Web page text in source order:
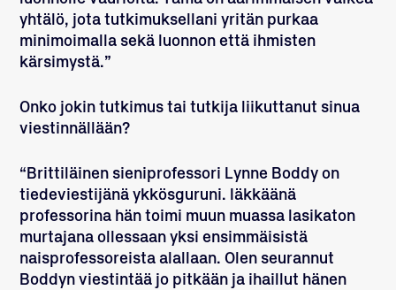
yhtälö, jota tutkimuksellani yritän purkaa
minimoimalla sekä luonnon että ihmisten
kärsimystä.”
Onko jokin tutkimus tai tutkija liikuttanut sinua
viestinnällään?
“Brittiläinen sieniprofessori Lynne Boddy on
tiedeviestijänä ykkösguruni. Iäkkäänä
professorina hän toimi muun muassa lasikaton
murtajana ollessaan yksi ensimmäisistä
naisprofessoreista alallaan. Olen seurannut
Boddyn viestintää jo pitkään ja ihaillut hänen